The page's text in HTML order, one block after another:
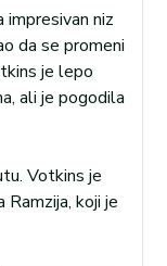
impresivan niz
da se promeni
je lepo
ali je pogodila
Votkins je
koji je